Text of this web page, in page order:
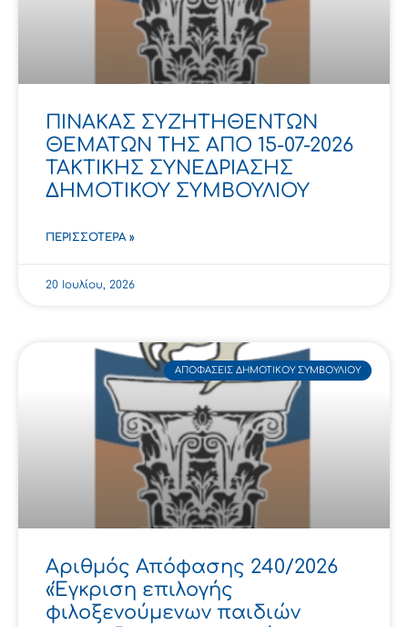
ΠΙΝΑΚΑΣ ΣΥΖΗΤΗΘΕΝΤΩΝ
ΘΕΜΑΤΩΝ ΤΗΣ ΑΠΟ 15-07-2026
ΤΑΚΤΙΚΗΣ ΣΥΝΕΔΡΙΑΣΗΣ
ΔΗΜΟΤΙΚΟΥ ΣΥΜΒΟΥΛΙΟΥ
ΠΕΡΙΣΣΌΤΕΡΑ »
20 Ιουλίου, 2026
ΑΠΟΦΆΣΕΙΣ ΔΗΜΟΤΙΚΟΎ ΣΥΜΒΟΥΛΊΟΥ
Αριθμός Απόφασης 240/2026
«Έγκριση επιλογής
φιλοξενούμενων παιδιών